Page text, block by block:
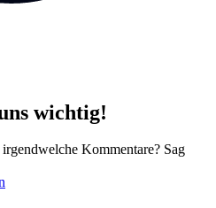
wichtig!
Kommentare? Sag